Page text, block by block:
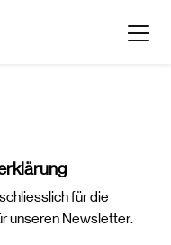
für die
unseren Newsletter.